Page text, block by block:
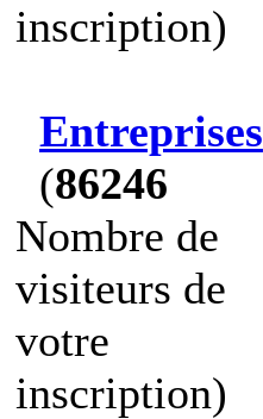
inscription)
Entreprises
(86246
Nombre de
visiteurs de
votre
inscription)